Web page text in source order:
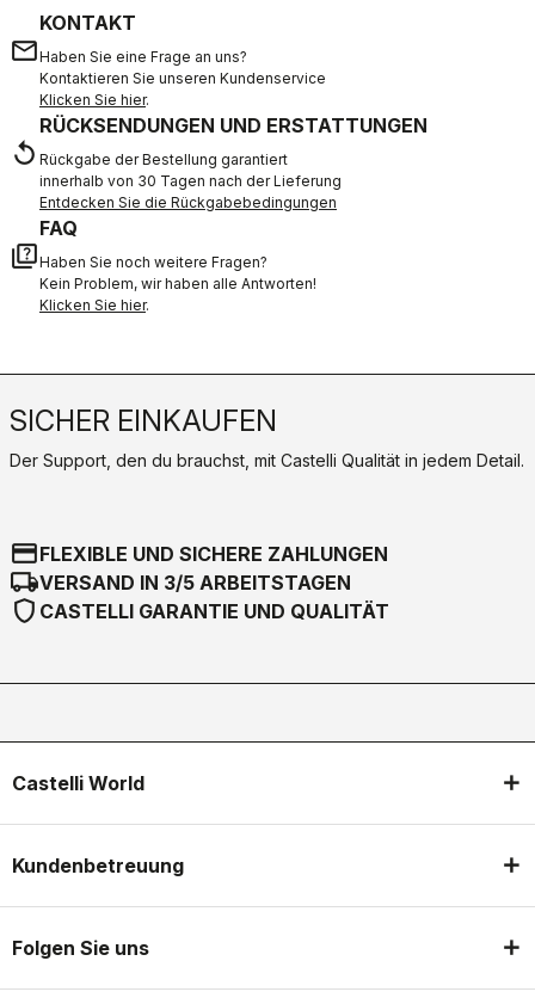
email
KONTAKT
Haben Sie eine Frage an uns?
Kontaktieren Sie unseren Kundenservice
Klicken Sie hier.
replay
RÜCKSENDUNGEN UND ERSTATTUNGEN
Rückgabe der Bestellung garantiert
innerhalb von 30 Tagen nach der Lieferung
Entdecken Sie die Rückgabebedingungen
quiz
FAQ
Haben Sie noch weitere Fragen?
Kein Problem, wir haben alle Antworten!
Klicken Sie hier.
SICHER EINKAUFEN
Der Support, den du brauchst, mit Castelli Qualität in jedem Detail.
credit_cardFLEXIBLE UND SICHERE ZAHLUNGEN
local_shippingVERSAND IN 3/5 ARBEITSTAGEN
shield CASTELLI GARANTIE UND QUALITÄT
Castelli World
Kundenbetreuung
Folgen Sie uns